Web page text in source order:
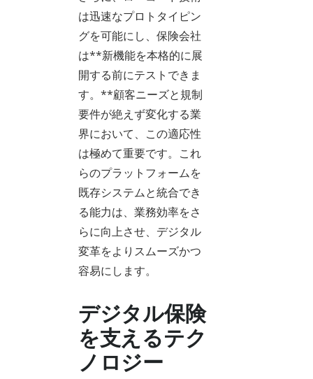
は迅速なプロトタイピン
グを可能にし、保険会社
は**新機能を本格的に展
開する前にテストできま
す。**顧客ニーズと規制
要件が絶えず変化する業
界において、この適応性
は極めて重要です。これ
らのプラットフォームを
既存システムと統合でき
る能力は、業務効率をさ
らに向上させ、デジタル
変革をよりスムーズかつ
容易にします。
デジタル保険
を支えるテク
ノロジー